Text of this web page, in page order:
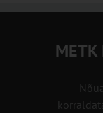
METK